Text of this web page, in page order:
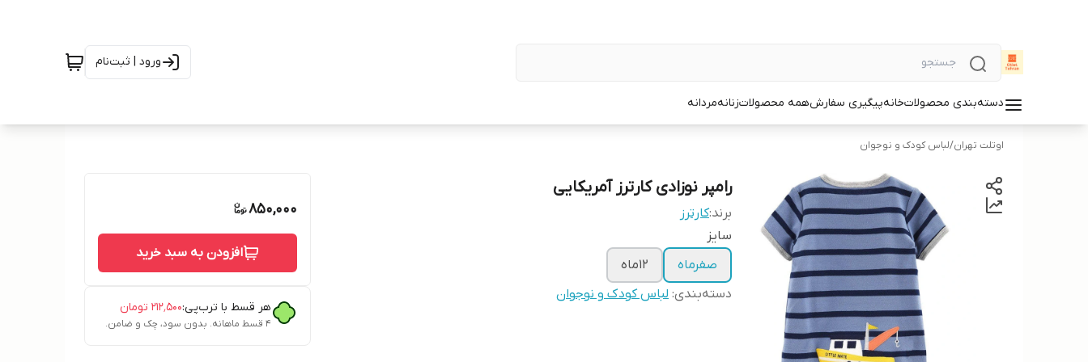
ورود | ثبت‌نام
دسته‌بندی محصولاتخانهپیگیری سفارشهمه محصولاتزنانهمردانه
اوتلت تهران/لباس کودک و نوجوان
رامپر نوزادی کارترز آمریکایی
برند:کارترز
سایز
صفرماه
12ماه
دسته‌بندی: لباس کودک و نوجوان
850,000
افزودن به سبد خرید
هر قسط با ترب‌پی:۲۱۲٬۵۰۰ تومان
۴ قسط ماهانه. بدون سود، چک و ضامن.